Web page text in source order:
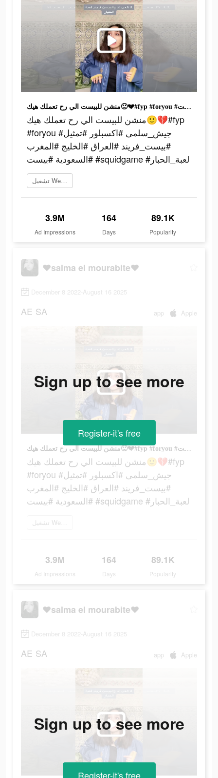
منشن للبيست الي رح تعملك هيك🙂💔#fyp #foryou #جيش_سلمى #اكسبلور #تمثيل #بيست_فريند #العراق #الخليج #المغرب #السعودية #بيست #squidgame #لعبة_الحبار
منشن للبيست الي رح تعملك هيك🙂💔#fyp
#foryou #جيش_سلمى #اكسبلور #تمثيل
#بيست_فريند #العراق #الخليج #المغرب
#السعودية #بيست #squidgame #لعبة_الحبار
تشغيل WePlay الآن
3.9M
Ad Impressions
164
Days
89.1K
Popularity
❤salma el mourabite❤
December 8 2022-August 16 2025
AE SA app Apple
منشن للبيست الي رح تعملك هيك🙂💔#fyp #foryou #جيش_سلمى #اكسبلور #تمثيل #بيست_فريند #العراق #الخليج #المغرب #السعودية #بيست #squidgame #لعبة_الحبار
منشن للبيست الي رح تعملك هيك🙂💔#fyp
#foryou #جيش_سلمى #اكسبلور #تمثيل
#بيست_فريند #العراق #الخليج #المغرب
#السعودية #بيست #squidgame #لعبة_الحبار
تشغيل WePlay الآن
3.9M
Ad Impressions
164
Days
89.1K
Popularity
Sign up to see more
Register-it's free
❤salma el mourabite❤
December 8 2022-August 16 2025
AE SA app Apple
Sign up to see more
Register-it's free